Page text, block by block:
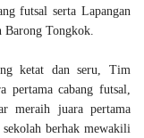
futsal serta Lapangan
Barong Tongkok.
ketat dan seru, Tim
pertama cabang futsal,
meraih juara pertama
berhak mewakili